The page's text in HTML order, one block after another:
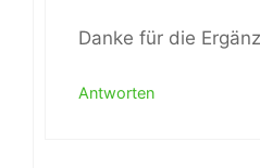
Danke für die
Antworten